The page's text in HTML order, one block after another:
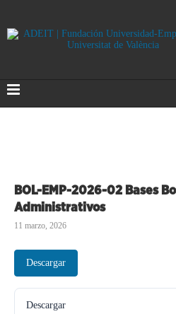
BOL-EMP-2026-02 Bases
Administrativos
11 marzo, 2026
Descargar
Descargar